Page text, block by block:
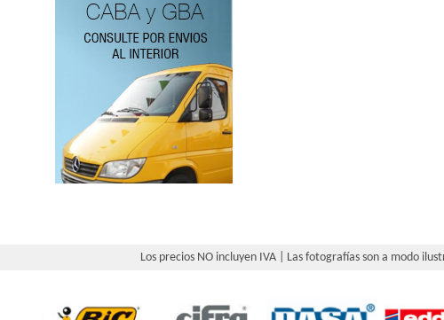
Los precios NO incluyen IVA | Las fotografías son a modo